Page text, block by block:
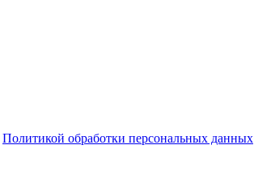
Политикой обработки персональных данных